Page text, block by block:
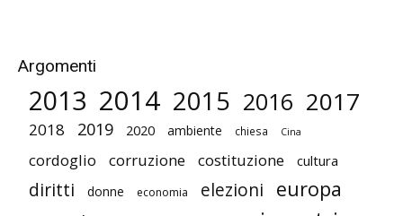
Argomenti
2013 2014 2015 2016 2017
2018 2019 2020 ambiente chiesa Cina
cordoglio corruzione costituzione cultura
diritti donne economia elezioni europa